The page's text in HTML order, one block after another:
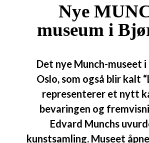
Nye
museum i
Det nye Munch-museet
Oslo, som også blir kalt
representerer et nytt
bevaringen og
Edvard Munchs
kunstsamling. Museet